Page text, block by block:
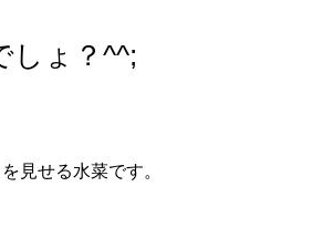
しょ？^^;
見せる水菜です。